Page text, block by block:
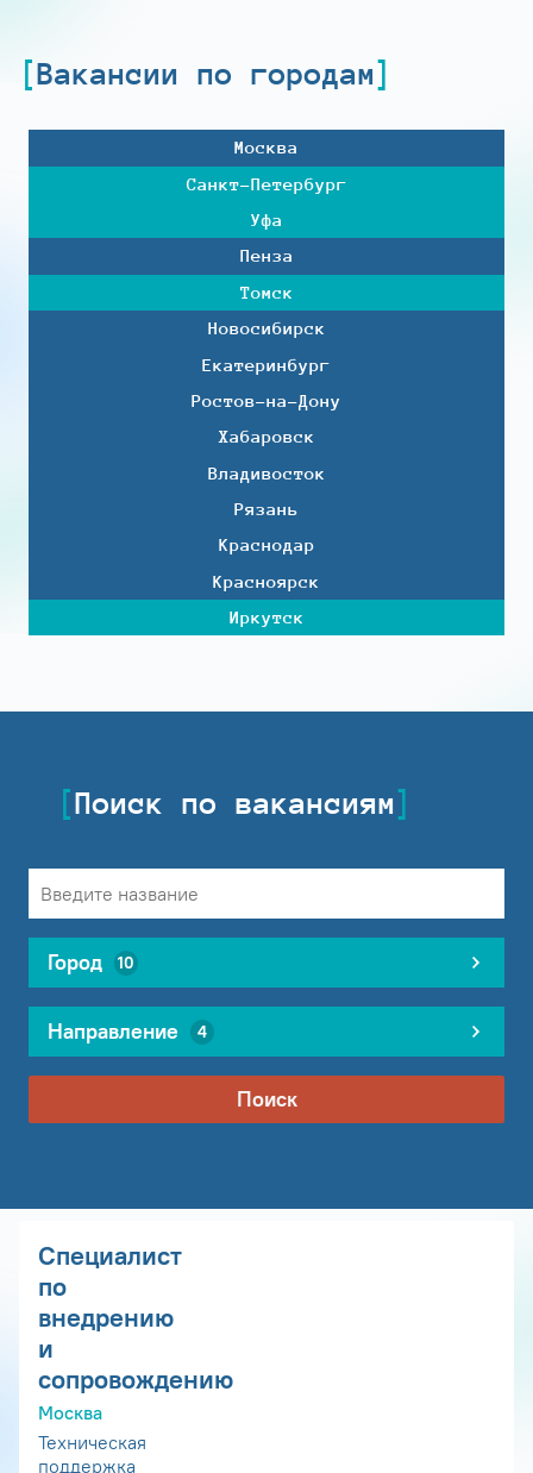
Вакансии по городам
Москва
Санкт-Петербург
Уфа
Пенза
Томск
Новосибирск
Екатеринбург
Ростов-на-Дону
Хабаровск
Владивосток
Рязань
Краснодар
Красноярск
Иркутск
Поиск по вакансиям
Город 10
Направление 4
Поиск
Специалист
по
внедрению
и
сопровождению
Москва
Техническая
поддержка